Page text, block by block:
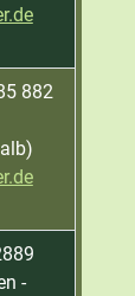
882
-